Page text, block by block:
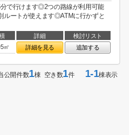
で行けます◎2つの路線が利用可能
ルートが使えます◎ATMに行かずと
詳細
検討リスト
㎡ 詳細を見る 追加する
公開件数1棟 空き数1件1-1棟表示